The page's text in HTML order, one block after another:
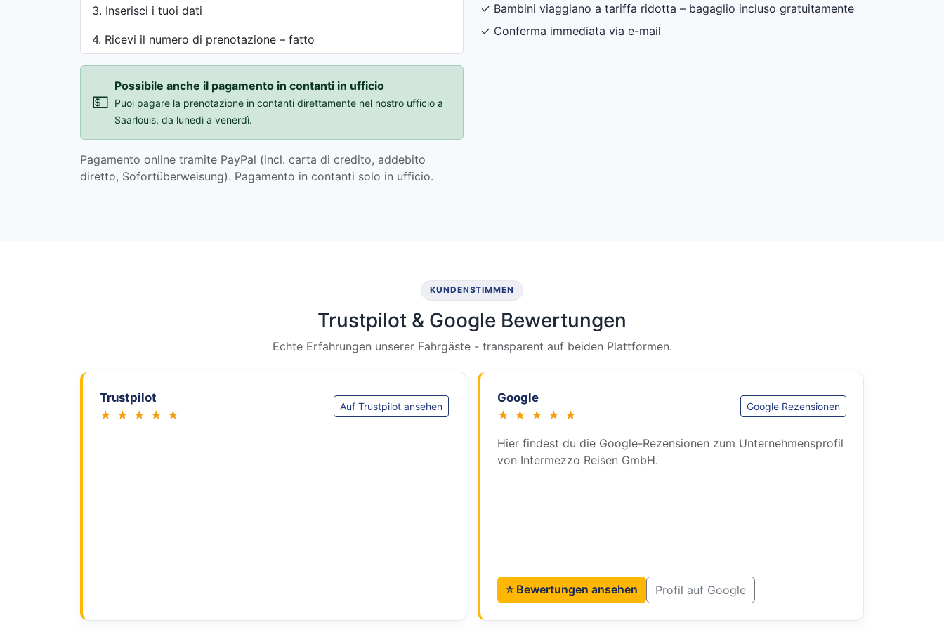
Inserisci i tuoi dati
Ricevi il numero di prenotazione – fatto
💵
Possibile anche il pagamento in contanti in ufficio
Puoi pagare la prenotazione in contanti direttamente nel nostro ufficio a
Saarlouis, da lunedì a venerdì.
Pagamento online tramite PayPal (incl. carta di credito, addebito
diretto, Sofortüberweisung). Pagamento in contanti solo in ufficio.
✓ Bambini viaggiano a tariffa ridotta – bagaglio incluso gratuitamente
✓ Conferma immediata via e-mail
KUNDENSTIMMEN
Trustpilot & Google Bewertungen
Echte Erfahrungen unserer Fahrgäste - transparent auf beiden Plattformen.
Trustpilot
★ ★ ★ ★ ★
Auf Trustpilot ansehen
Google
★ ★ ★ ★ ★
Google Rezensionen
Hier findest du die Google-Rezensionen zum Unternehmensprofil
von Intermezzo Reisen GmbH.
⭐ Bewertungen ansehen Profil auf Google